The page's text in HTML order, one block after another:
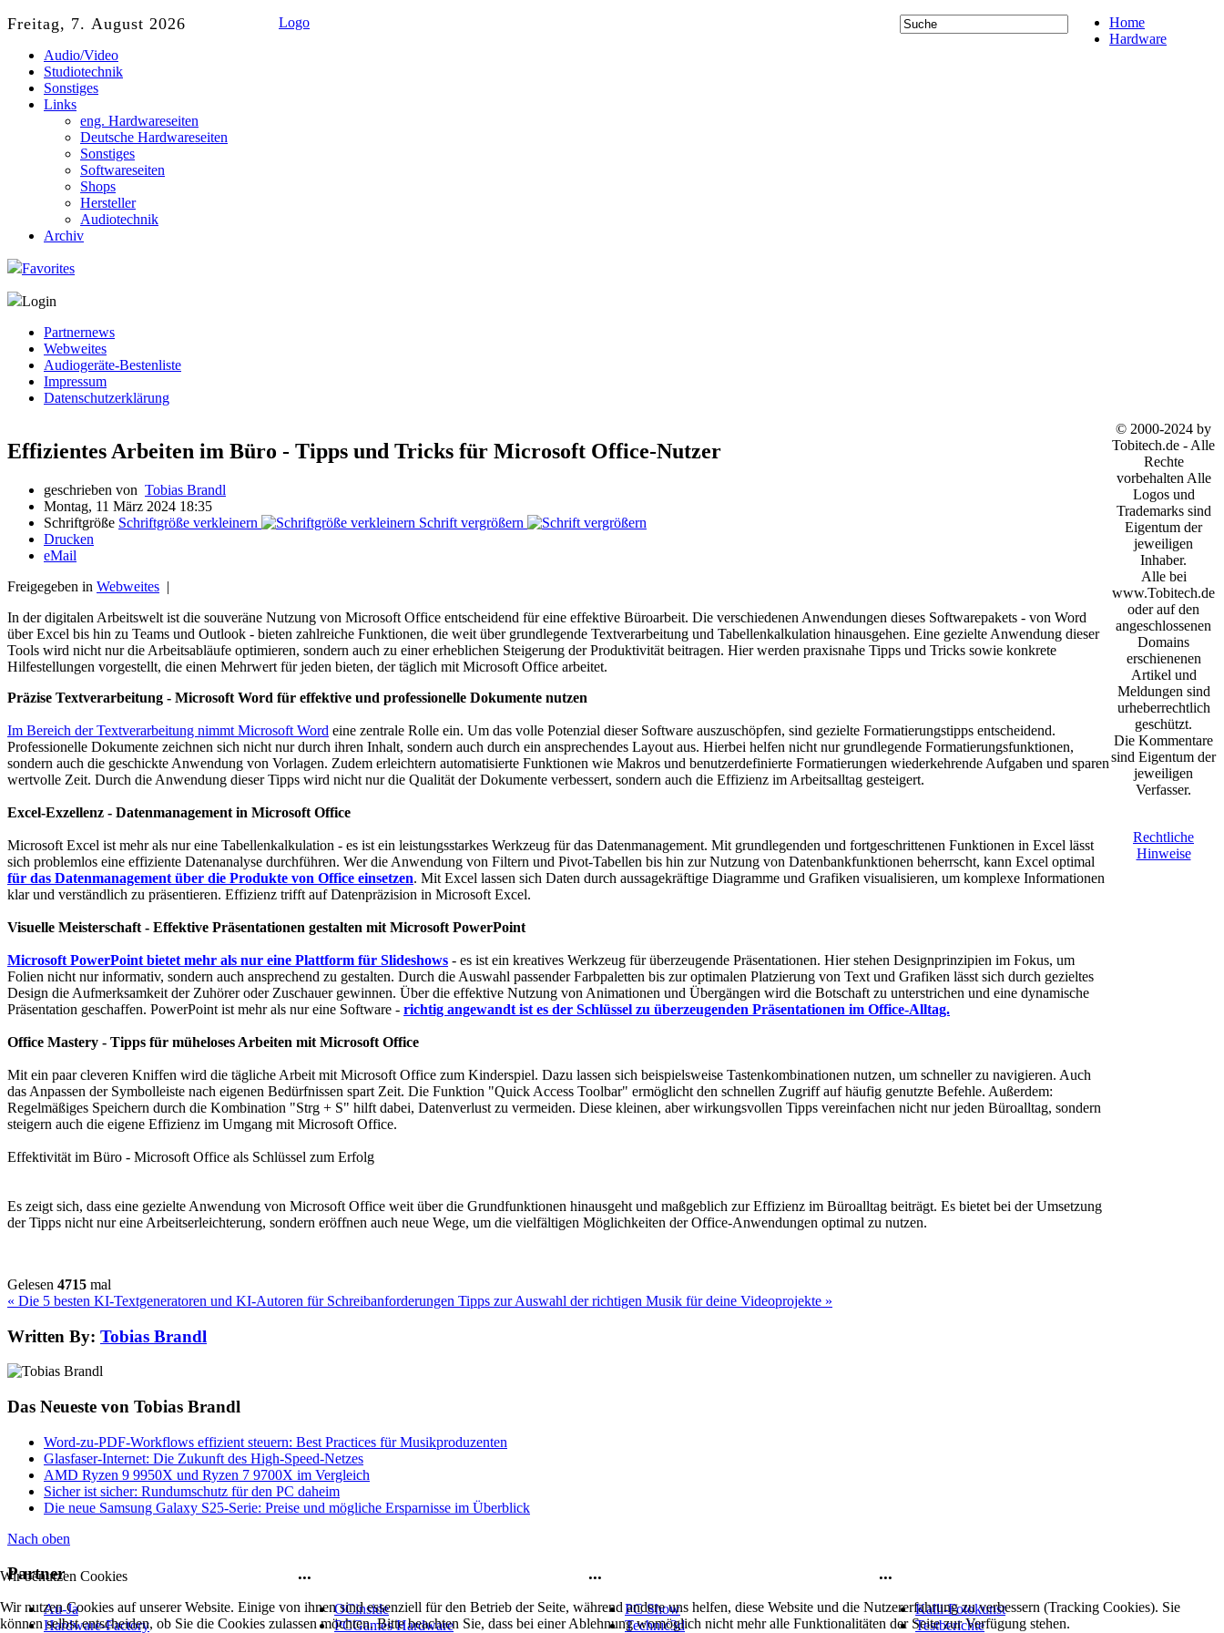
Freitag, 7. August 2026 Logo
Home
Hardware
Audio/Video
Studiotechnik
Sonstiges
Links
eng. Hardwareseiten
Deutsche Hardwareseiten
Sonstiges
Softwareseiten
Shops
Hersteller
Audiotechnik
Archiv
Favorites
Login
Partnernews
Webweites
Audiogeräte-Bestenliste
Impressum
Datenschutzerklärung
Effizientes Arbeiten im Büro - Tipps und Tricks für Microsoft Office-Nutzer
geschrieben von Tobias Brandl
Montag, 11 März 2024 18:35
Schriftgröße Schriftgröße verkleinern
Schrift vergrößern
Drucken
eMail
Freigegeben in Webweites |
In der digitalen Arbeitswelt ist die souveräne Nutzung von Microsoft Office entscheidend für eine effektive Büroarbeit. Die verschiedenen Anwendungen dieses Softwarepakets - von Word
über Excel bis hin zu Teams und Outlook - bieten zahlreiche Funktionen, die weit über grundlegende Textverarbeitung und Tabellenkalkulation hinausgehen. Eine gezielte Anwendung dieser
Tools wird nicht nur die Arbeitsabläufe optimieren, sondern auch zu einer erheblichen Steigerung der Produktivität beitragen. Hier werden praxisnahe Tipps und Tricks sowie konkrete
Hilfestellungen vorgestellt, die einen Mehrwert für jeden bieten, der täglich mit Microsoft Office arbeitet.
Präzise Textverarbeitung - Microsoft Word für effektive und professionelle Dokumente nutzen
Im Bereich der Textverarbeitung nimmt Microsoft Word eine zentrale Rolle ein. Um das volle Potenzial dieser Software auszuschöpfen, sind gezielte Formatierungstipps entscheidend.
Professionelle Dokumente zeichnen sich nicht nur durch ihren Inhalt, sondern auch durch ein ansprechendes Layout aus. Hierbei helfen nicht nur grundlegende Formatierungsfunktionen,
sondern auch die geschickte Anwendung von Vorlagen. Zudem erleichtern automatisierte Funktionen wie Makros und benutzerdefinierte Formatierungen wiederkehrende Aufgaben und sparen
wertvolle Zeit. Durch die Anwendung dieser Tipps wird nicht nur die Qualität der Dokumente verbessert, sondern auch die Effizienz im Arbeitsalltag gesteigert.
Excel-Exzellenz - Datenmanagement in Microsoft Office
Microsoft Excel ist mehr als nur eine Tabellenkalkulation - es ist ein leistungsstarkes Werkzeug für das Datenmanagement. Mit grundlegenden und fortgeschrittenen Funktionen in Excel lässt
sich problemlos eine effiziente Datenanalyse durchführen. Wer die Anwendung von Filtern und Pivot-Tabellen bis hin zur Nutzung von Datenbankfunktionen beherrscht, kann Excel optimal
für das Datenmanagement über die Produkte von Office einsetzen. Mit Excel lassen sich Daten durch aussagekräftige Diagramme und Grafiken visualisieren, um komplexe Informationen
klar und verständlich zu präsentieren. Effizienz trifft auf Datenpräzision in Microsoft Excel.
Visuelle Meisterschaft - Effektive Präsentationen gestalten mit Microsoft PowerPoint
Microsoft PowerPoint bietet mehr als nur eine Plattform für Slideshows - es ist ein kreatives Werkzeug für überzeugende Präsentationen. Hier stehen Designprinzipien im Fokus, um
Folien nicht nur informativ, sondern auch ansprechend zu gestalten. Durch die Auswahl passender Farbpaletten bis zur optimalen Platzierung von Text und Grafiken lässt sich durch gezieltes
Design die Aufmerksamkeit der Zuhörer oder Zuschauer gewinnen. Über die effektive Nutzung von Animationen und Übergängen wird die Botschaft zu unterstrichen und eine dynamische
Präsentation geschaffen. PowerPoint ist mehr als nur eine Software - richtig angewandt ist es der Schlüssel zu überzeugenden Präsentationen im Office-Alltag.
Office Mastery - Tipps für müheloses Arbeiten mit Microsoft Office
Mit ein paar cleveren Kniffen wird die tägliche Arbeit mit Microsoft Office zum Kinderspiel. Dazu lassen sich beispielsweise Tastenkombinationen nutzen, um schneller zu navigieren. Auch
das Anpassen der Symbolleiste nach eigenen Bedürfnissen spart Zeit. Die Funktion "Quick Access Toolbar" ermöglicht den schnellen Zugriff auf häufig genutzte Befehle. Außerdem:
Regelmäßiges Speichern durch die Kombination "Strg + S" hilft dabei, Datenverlust zu vermeiden. Diese kleinen, aber wirkungsvollen Tipps vereinfachen nicht nur jeden Büroalltag, sondern
steigern auch die eigene Effizienz im Umgang mit Microsoft Office.
Effektivität im Büro - Microsoft Office als Schlüssel zum Erfolg
Es zeigt sich, dass eine gezielte Anwendung von Microsoft Office weit über die Grundfunktionen hinausgeht und maßgeblich zur Effizienz im Büroalltag beiträgt. Es bietet bei der Umsetzung
der Tipps nicht nur eine Arbeitserleichterung, sondern eröffnen auch neue Wege, um die vielfältigen Möglichkeiten der Office-Anwendungen optimal zu nutzen.
Gelesen 4715 mal
« Die 5 besten KI-Textgeneratoren und KI-Autoren für Schreibanforderungen Tipps zur Auswahl der richtigen Musik für deine Videoprojekte »
Written By: Tobias Brandl
Das Neueste von Tobias Brandl
Word-zu-PDF-Workflows effizient steuern: Best Practices für Musikproduzenten
Glasfaser-Internet: Die Zukunft des High-Speed-Netzes
AMD Ryzen 9 9950X und Ryzen 7 9700X im Vergleich
Sicher ist sicher: Rundumschutz für den PC daheim
Die neue Samsung Galaxy S25-Serie: Preise und mögliche Ersparnisse im Überblick
Nach oben
Partner
Au-Ja
Hardware-Factory
...
OCinside
PCGames Hardware
...
PC Show
Technic3d
...
Kalli-Fotokunst
Testberichte
© 2000-2024 by
Tobitech.de - Alle
Rechte
vorbehalten Alle
Logos und
Trademarks sind
Eigentum der
jeweiligen
Inhaber.
Alle bei
www.Tobitech.de
oder auf den
angeschlossenen
Domains
erschienenen
Artikel und
Meldungen sind
urheberrechtlich
geschützt.
Die Kommentare
sind Eigentum der
jeweiligen
Verfasser.
Rechtliche
Hinweise
Wir benutzen Cookies
Wir nutzen Cookies auf unserer Website. Einige von ihnen sind essenziell für den Betrieb der Seite, während andere uns helfen, diese Website und die Nutzererfahrung zu verbessern (Tracking Cookies). Sie
können selbst entscheiden, ob Sie die Cookies zulassen möchten. Bitte beachten Sie, dass bei einer Ablehnung womöglich nicht mehr alle Funktionalitäten der Seite zur Verfügung stehen.